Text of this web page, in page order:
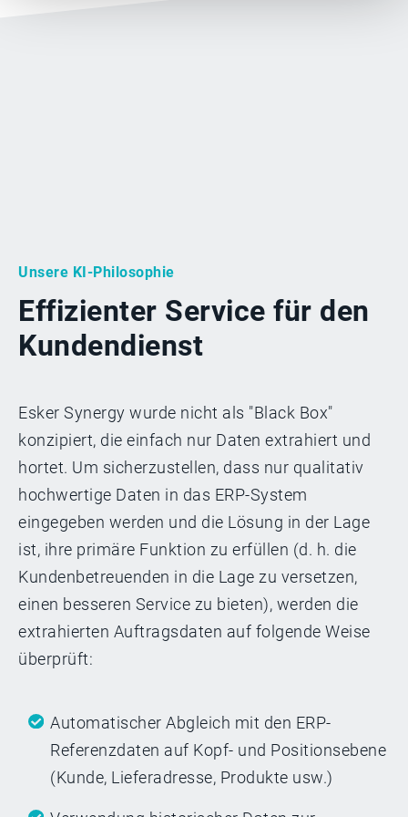
Unsere KI-Philosophie
Effizienter Service für den
Kundendienst
Esker Synergy wurde nicht als "Black Box"
konzipiert, die einfach nur Daten extrahiert und
hortet. Um sicherzustellen, dass nur qualitativ
hochwertige Daten in das ERP-System
eingegeben werden und die Lösung in der Lage
ist, ihre primäre Funktion zu erfüllen (d. h. die
Kundenbetreuenden in die Lage zu versetzen,
einen besseren Service zu bieten), werden die
extrahierten Auftragsdaten auf folgende Weise
überprüft:
Automatischer Abgleich mit den ERP-
Referenzdaten auf Kopf- und Positionsebene
(Kunde, Lieferadresse, Produkte usw.)